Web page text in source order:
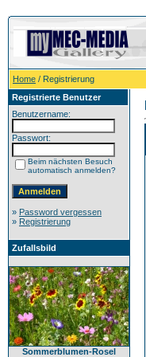
Home / Registrierung
Registrierte Benutzer
Benutzername:
Passwort:
Beim nächsten Besuch
automatisch anmelden?
» Password vergessen
» Registrierung
Zufallsbild
Sommerblumen-Rosel